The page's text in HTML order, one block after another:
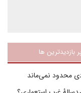
بازدیدترین ها
محدود نمی‌ماند